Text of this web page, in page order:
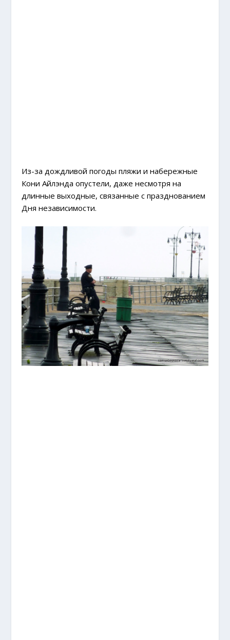
Из-за дождливой погоды пляжи и набережные
Кони Айлэнда опустели, даже несмотря на
длинные выходные, связанные с празднованием
Дня независимости.